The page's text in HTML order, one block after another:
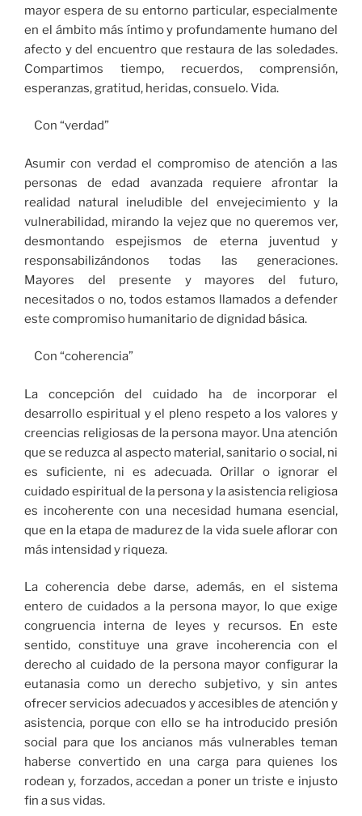
mayor espera de su entorno particular, especialmente
en el ámbito más íntimo y profundamente humano del
afecto y del encuentro que restaura de las soledades.
Compartimos tiempo, recuerdos, comprensión,
esperanzas, gratitud, heridas, consuelo. Vida.
Con “verdad”
Asumir con verdad el compromiso de atención a las
personas de edad avanzada requiere afrontar la
realidad natural ineludible del envejecimiento y la
vulnerabilidad, mirando la vejez que no queremos ver,
desmontando espejismos de eterna juventud y
responsabilizándonos todas las generaciones.
Mayores del presente y mayores del futuro,
necesitados o no, todos estamos llamados a defender
este compromiso humanitario de dignidad básica.
Con “coherencia”
La concepción del cuidado ha de incorporar el
desarrollo espiritual y el pleno respeto a los valores y
creencias religiosas de la persona mayor. Una atención
que se reduzca al aspecto material, sanitario o social, ni
es suficiente, ni es adecuada. Orillar o ignorar el
cuidado espiritual de la persona y la asistencia religiosa
es incoherente con una necesidad humana esencial,
que en la etapa de madurez de la vida suele aflorar con
más intensidad y riqueza.
La coherencia debe darse, además, en el sistema
entero de cuidados a la persona mayor, lo que exige
congruencia interna de leyes y recursos. En este
sentido, constituye una grave incoherencia con el
derecho al cuidado de la persona mayor configurar la
eutanasia como un derecho subjetivo, y sin antes
ofrecer servicios adecuados y accesibles de atención y
asistencia, porque con ello se ha introducido presión
social para que los ancianos más vulnerables teman
haberse convertido en una carga para quienes los
rodean y, forzados, accedan a poner un triste e injusto
fin a sus vidas.